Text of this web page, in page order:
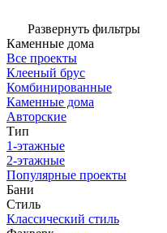
Развернуть фильтры
Каменные дома
Все проекты
Клееный брус
Комбинированные
Каменные дома
Авторские
Тип
1-этажные
2-этажные
Популярные проекты
Бани
Стиль
Классический стиль